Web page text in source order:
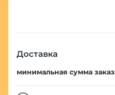
Доставка
минимальная сумма